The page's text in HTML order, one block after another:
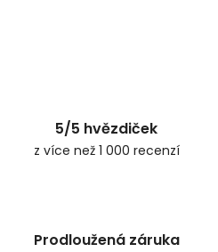
5/5 hvězdiček
z více než 1 000 recenzí
Prodloužená záruka